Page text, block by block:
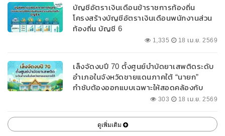
บัญชีอัตราเงินเดือนข้าราชการท้องถิ่น
โครงสร้างบัญชีอัตราเงินเดือนพนักงานส่วน
ท้องถิ่น บัญชี 6
1,335 18 เม.ย. 2569
เล็งจัดงบปี 70 ตั้งศูนย์บำบัดยาเสพติดระดับ
อำเภอในจังหวัดชายแดนภาคใต้ “นายก”
กำชับต้องออกแบบเฉพาะให้สอดคล้องกับ
303 18 เม.ย. 2569
ดูเพิ่มเติม